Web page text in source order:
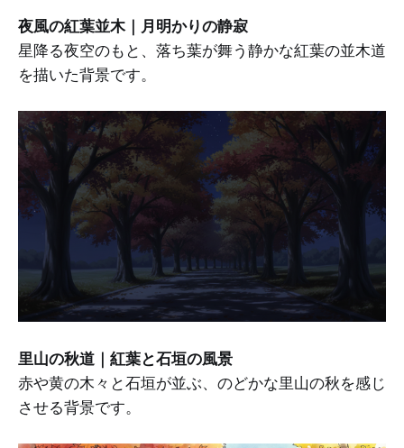
夜風の紅葉並木｜月明かりの静寂
星降る夜空のもと、落ち葉が舞う静かな紅葉の並木道
を描いた背景です。
里山の秋道｜紅葉と石垣の風景
赤や黄の木々と石垣が並ぶ、のどかな里山の秋を感じ
させる背景です。